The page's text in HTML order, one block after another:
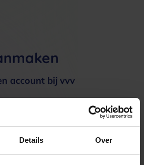
Details Over
account bij vvv
registreren
volgen